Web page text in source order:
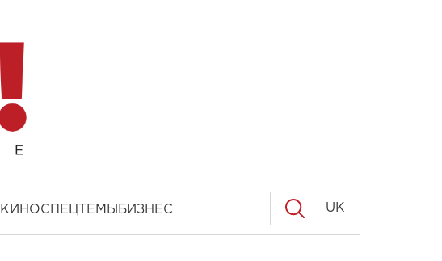
КИНОСПЕЦТЕМЫ БИЗНЕС UK